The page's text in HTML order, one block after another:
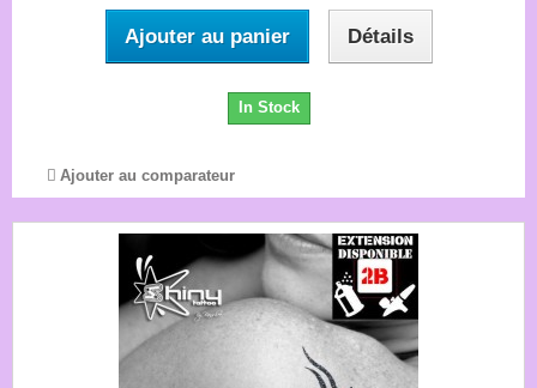
Ajouter au panier Détails
In Stock
Ajouter au comparateur